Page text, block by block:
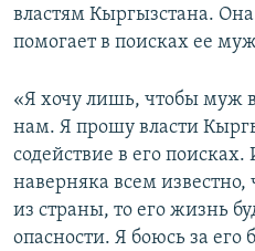
властям Кыргызстана.
помогает в поисках ее
«Я хочу лишь, чтобы муж
нам. Я прошу власти
содействие в его
наверняка всем известно,
из страны, то его жизнь
опасности. Я боюсь за его